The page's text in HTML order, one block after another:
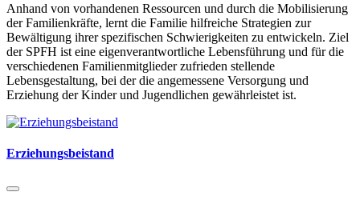
Anhand von vorhandenen Ressourcen und durch die Mobilisierung
der Familienkräfte, lernt die Familie hilfreiche Strategien zur
Bewältigung ihrer spezifischen Schwierigkeiten zu entwickeln. Ziel
der SPFH ist eine eigenverantwortliche Lebensführung und für die
verschiedenen Familienmitglieder zufrieden stellende
Lebensgestaltung, bei der die angemessene Versorgung und
Erziehung der Kinder und Jugendlichen gewährleistet ist.
Erziehungsbeistand